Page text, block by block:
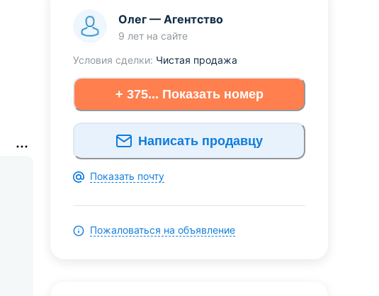
Олег — Агентство
9 лет на сайте
Условия сделки: Чистая продажа
+ 375... Показать номер
Написать продавцу
Показать почту
Пожаловаться на объявление